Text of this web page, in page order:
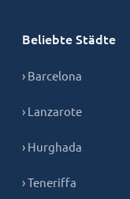
Beliebte Städte
› Barcelona
› Lanzarote
› Hurghada
› Teneriffa